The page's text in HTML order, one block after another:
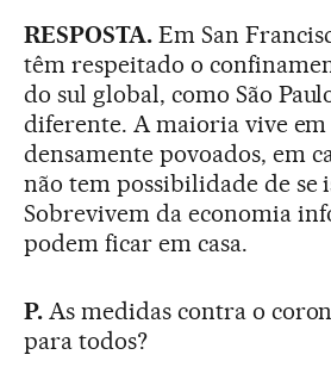
RESPOSTA.Em San
têm respeitado o
do sul global, como São
diferente. A maioria vive em
densamente povoados, em
não tem possibilidade de se
Sobrevivem da economia
podem ficar em casa.
P. As medidas contra o
para todos?